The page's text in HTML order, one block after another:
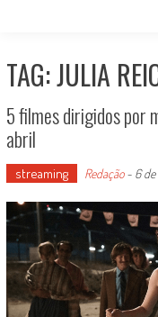
TAG: JULIA
5 filmes dirigidos por
abril
streaming Redação- 6